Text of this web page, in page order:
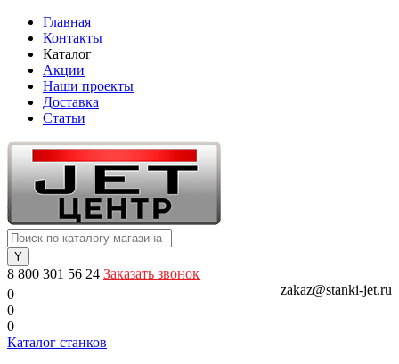
Главная
Контакты
Каталог
Акции
Наши проекты
Доставка
Статьи
8 800 301 56 24 Заказать звонок
zakaz@stanki-jet.ru
0
0
0
Каталог станков